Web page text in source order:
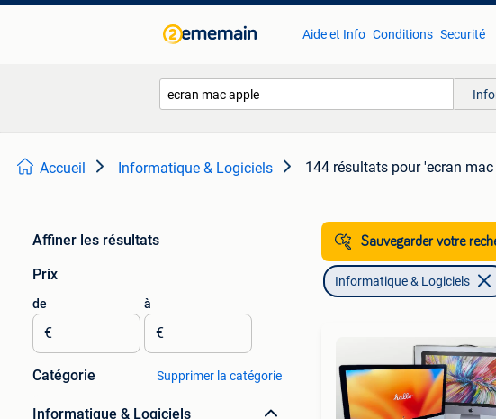
Aide et Info Conditions Securité
Accueil Informatique & Logiciels 144 résultats pour 'ecran
Affiner les résultats
Prix
de
€
à
€
Catégorie Supprimer la catégorie
Informatique & Logiciels
Sauvegarder votre
Informatique & Logiciels